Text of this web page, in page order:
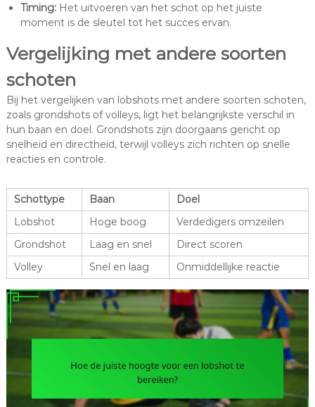
Timing:Het uitvoeren van het schot op het juiste
moment is de sleutel tot het succes ervan.
Vergelijking met andere soorten
schoten
Bij het vergelijken van lobshots met andere soorten schoten,
zoals grondshots of volleys, ligt het belangrijkste verschil in
hun baan en doel. Grondshots zijn doorgaans gericht op
snelheid en directheid, terwijl volleys zich richten op snelle
reacties en controle.
Schottype Baan
Doel
Lobshot
Hoge boog
Verdedigers omzeilen
Grondshot
Laag en snel
Direct scoren
Volley
Snel en laag Onmiddellijke reactie